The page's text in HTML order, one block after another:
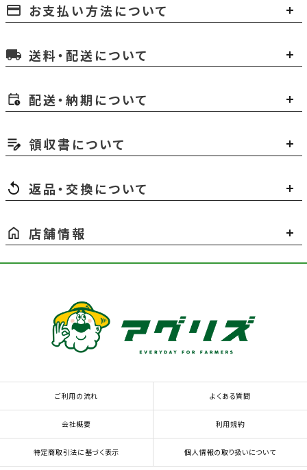
payment お支払い方法について
local_shipping 送料・配送について
配送・納期について
領収書について
返品・交換について
店舗情報
ご利用の流れ よくある質問
会社概要 利用規約
特定商取引法に基づく表示 個人情報の取り扱いについて